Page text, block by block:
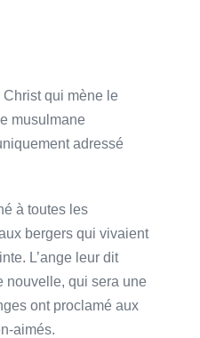
Christ qui mène le
musulmane
adressé
à toutes les
bergers qui vivaient
L’ange leur dit
nouvelle, qui sera une
ont proclamé aux
aimés.